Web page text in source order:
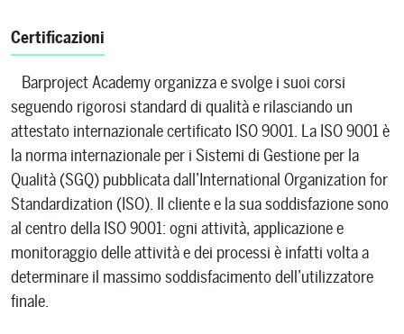
Certificazioni
Barproject Academy organizza e svolge i suoi corsi
seguendo rigorosi standard di qualità e rilasciando un
attestato internazionale certificato ISO 9001. La ISO 9001 è
la norma internazionale per i Sistemi di Gestione per la
Qualità (SGQ) pubblicata dall’International Organization for
Standardization (ISO). Il cliente e la sua soddisfazione sono
al centro della ISO 9001: ogni attività, applicazione e
monitoraggio delle attività e dei processi è infatti volta a
determinare il massimo soddisfacimento dell’utilizzatore
finale.